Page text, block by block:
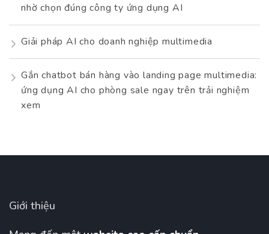
nhờ chọn đúng công ty ứng dụng AI
Giải pháp AI cho doanh nghiệp multimedia
Gắn chatbot bán hàng vào landing page multimedia:
ứng dụng AI cho phòng sale ngay trên trải nghiệm
xem
Giới thiệu